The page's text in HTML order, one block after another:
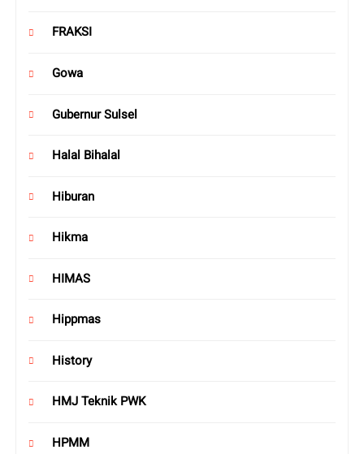
FRAKSI
Gowa
Gubernur Sulsel
Halal Bihalal
Hiburan
Hikma
HIMAS
Hippmas
History
HMJ Teknik PWK
HPMM